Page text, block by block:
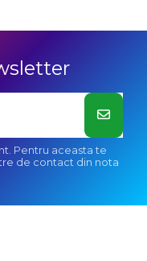
Pentru aceasta te
de contact din nota